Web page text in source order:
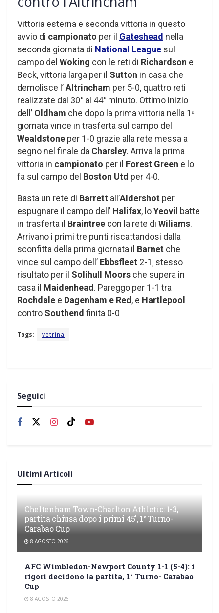
Vittoria esterna e seconda vittoria in questo
avvio di campionato per il Gateshead nella
seconda giornata di National League sul
campo del Woking con le reti di Richardson e
Beck, vittoria larga per il Sutton in casa che
demolisce l’Altrincham per 5-0, quattro reti
realizzate dal 30° al 44° minuto. Ottimo inizio
dell’ Oldham che dopo la prima vittoria nella 1 a
giornata vince in trasferta sul campo del
Wealdstone per 1-0 grazie alla rete messa a
segno nel finale da Charsley. Arriva la prima
vittoria in campionato per il Forest Green e lo
fa sul campo del Boston Utd per 4-0.
Basta un rete di Barrett all’Aldershot per
espugnare il campo dell’ Halifax, loYeovil batte
in trasferta il Braintree con la rete di Wiliams.
Arrivano i primi tre punti riscattandosi dalla
sconfitta della prima giornata il Barnet che
vince sul campo dell’ Ebbsfleet 2-1, stesso
risultato per il Solihull Moors che supera in
casa il Maidenhead. Pareggo per 1-1 tra
Rochdale e Dagenham e Red, e Hartlepool
contro Southend finita 0-0
Tags: vetrina
Seguici
Ultimi Articoli
Cheltenham Town-Charlton Athletic: 1-3,
partita chiusa dopo i primi 45′, 1° Turno-
Carabao Cup
8 AGOSTO 2026
AFC Wimbledon-Newport County 1-1 (5-4): i
rigori decidono la partita, 1° Turno- Carabao
Cup
8 AGOSTO 2026